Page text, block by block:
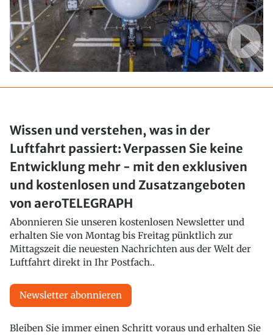
Wissen und verstehen, was in der
Luftfahrt passiert: Verpassen Sie keine
Entwicklung mehr - mit den exklusiven
und kostenlosen und Zusatzangeboten
von aeroTELEGRAPH
Abonnieren Sie unseren kostenlosen Newsletter und
erhalten Sie von Montag bis Freitag pünktlich zur
Mittagszeit die neuesten Nachrichten aus der Welt der
Luftfahrt direkt in Ihr Postfach..
Newsletter abonnieren
Bleiben Sie immer einen Schritt voraus und erhalten Sie